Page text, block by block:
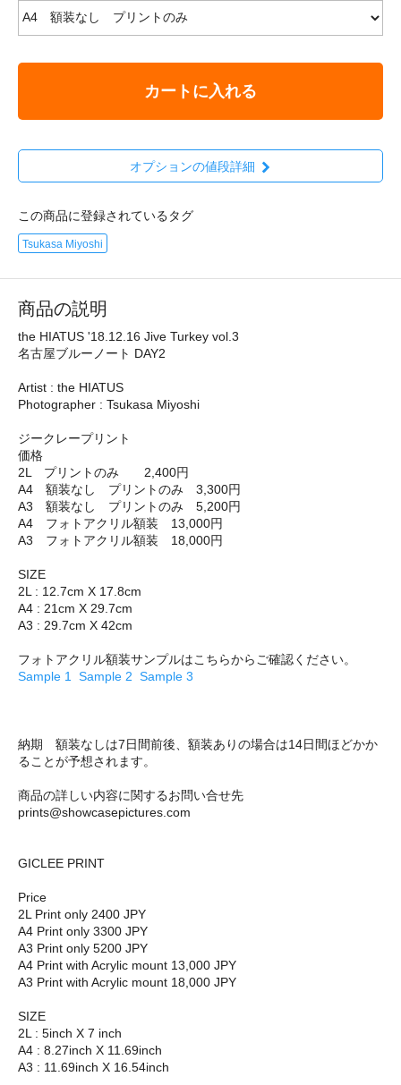
カートに入れる
オプションの値段詳細
この商品に登録されているタグ
Tsukasa Miyoshi
商品の説明
the HIATUS '18.12.16 Jive Turkey vol.3
名古屋ブルーノート DAY2
Artist : the HIATUS
Photographer : Tsukasa Miyoshi
ジークレープリント
価格
2L プリントのみ 2,400円
A4 額装なし プリントのみ 3,300円
A3 額装なし プリントのみ 5,200円
A4 フォトアクリル額装 13,000円
A3 フォトアクリル額装 18,000円
SIZE
2L : 12.7cm X 17.8cm
A4 : 21cm X 29.7cm
A3 : 29.7cm X 42cm
フォトアクリル額装サンプルはこちらからご確認ください。
Sample 1
Sample 2 Sample 3
納期 額装なしは7日間前後、額装ありの場合は14日間ほどかか
ることが予想されます。
商品の詳しい内容に関するお問い合せ先
prints@showcasepictures.com
GICLEE PRINT
Price
2L Print only 2400 JPY
A4 Print only 3300 JPY
A3 Print only 5200 JPY
A4 Print with Acrylic mount 13,000 JPY
A3 Print with Acrylic mount 18,000 JPY
SIZE
2L : 5inch X 7 inch
A4 : 8.27inch X 11.69inch
A3 : 11.69inch X 16.54inch